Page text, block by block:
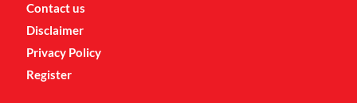
Contact us
Disclaimer
Privacy Policy
Register